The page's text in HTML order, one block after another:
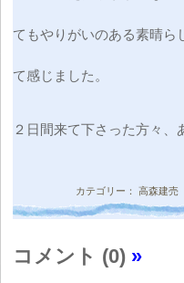
てもやりがいのある素晴ら
て感じました。
２日間来て下さった方々
カテゴリー： 高森建
コメント (0) »